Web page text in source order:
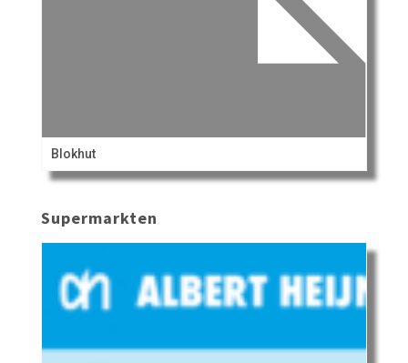
Blokhut
Supermarkten